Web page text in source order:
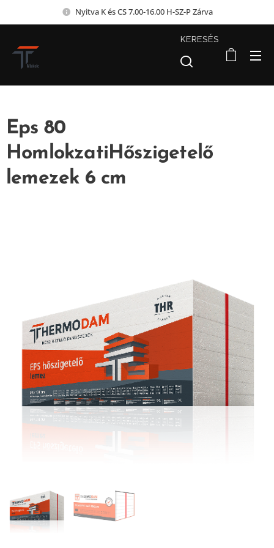
Nyitva K és CS 7.00-16.00 H-SZ-P Zárva
KERESÉS
Eps 80
HomlokzatiHőszigetelő
lemezek 6 cm